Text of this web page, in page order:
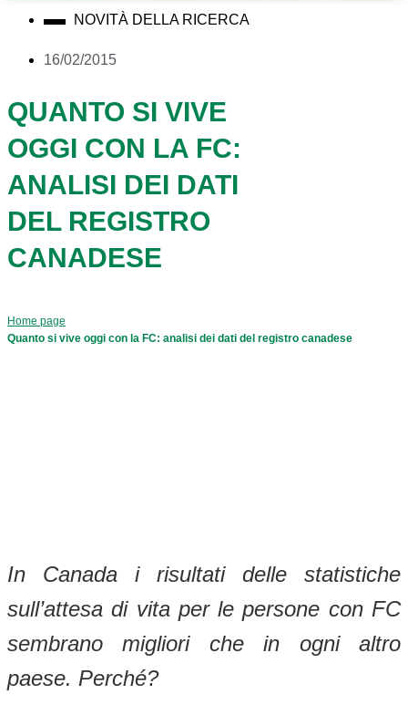
NOVITÀ DELLA RICERCA
16/02/2015
QUANTO SI VIVE
OGGI CON LA FC:
ANALISI DEI DATI
DEL REGISTRO
CANADESE
Home page
Quanto si vive oggi con la FC: analisi dei dati del registro canadese
In Canada i risultati delle statistiche
sull’attesa di vita per le persone con FC
sembrano migliori che in ogni altro
paese. Perché?